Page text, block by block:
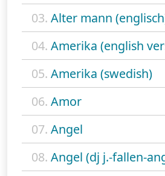
03. Alter mann
04. Amerika (english
05. Amerika (swedish)
06. Amor
07. Angel
08. Angel (dj j.-fallen-